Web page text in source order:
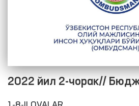
2022 йил 2-чорак//
жараёнининг